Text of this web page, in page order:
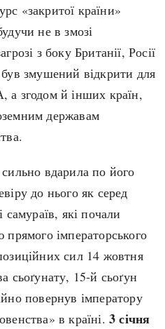
«закритої країни»
не в змозі
з боку Британії, Росії
змушений відкрити для
згодом й інших країн,
державам
вдарила по його
до нього як серед
самураїв, які почали
прямого імператорського
сил 14 жовтня
сьоґунату, 15-й сьоґун
повернув імператору
в країні.3 січня